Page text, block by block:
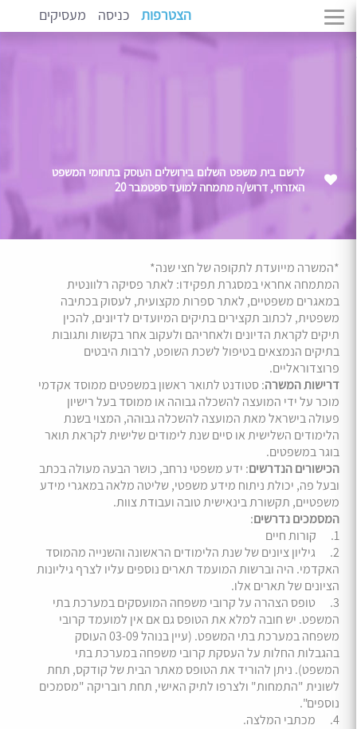
הצטרפות כניסה מעסיקים
לרשם בית משפט השלום בירושלים העוסק בתחומי המשפט
האזרחי, דרוש/ה מתמחה למועד ספטמבר 20
*המשרה מייועדת לתקופה של חצי שנה*
המתמחה אחראי במסגרת תפקידו: לאתר פסיקה רלוונטית
במאגרים משפטיים, לאתר ספרות מקצועית, לעסוק בכתיבה
משפטית, לכתוב תקצירים בתיקים המיועדים לדיונים, להכין
תיקים לקראת הדיונים ולאחריהם ולעקוב אחר בקשות ותגובות
בתיקים הנמצאים בטיפול לשכת השופט, לרבות היבטים
פרוצדוראליים.
דרישות המשרה: סטודנט לתואר ראשון במשפטים ממוסד אקדמי
מוכר על ידי המועצה להשכלה גבוהה או ממוסד בעל רישיון
פעולה בישראל מאת המועצה להשכלה גבוהה, המצוי בשנת
הלימודים השלישית או סיים שנת לימודים שלישית לקראת תואר
בוגר במשפטים.
הכישורים הנדרשים: ידע משפטי נרחב, כושר הבעה מעולה בכתב
ובעל פה, יכולת ניתוח מידע משפטי, שליטה מלאה במאגרי מידע
משפטיים, תקשורת בינאישית טובה ועבודת צוות.
המסמכים נדרשים:
1. קורות חיים
2. גיליון ציונים של שנת הלימודים הראשונה והשנייה מהמוסד
האקדמי. היה וברשות המועמד תארים נוספים עליו לצרף גיליונות
הציונים של תארים אלו.
3. טופס הצהרה על קרובי משפחה המועסקים במערכת בתי
המשפט. יש חובה למלא את הטופס גם אם אין למועמד קרובי
משפחה במערכת בתי המשפט. (עיין בנוהל 03-09 העוסק
בהגבלות החלות על העסקת קרובי משפחה במערכת בתי
המשפט). ניתן להוריד את הטופס מאתר הבית של קודקס, תחת
לשונית "התמחות" ולצרפו לתיק האישי, תחת רובריקה "מסמכים
נוספים".
4. מכתבי המלצה.